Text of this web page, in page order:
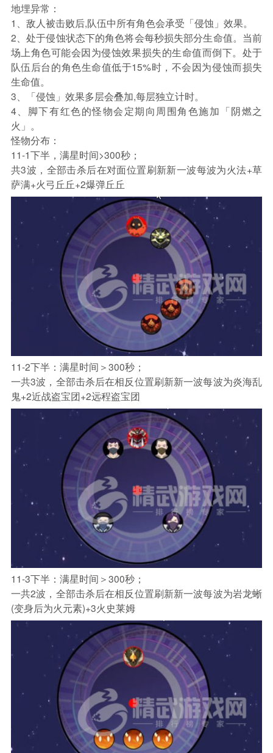
地埋异常：
1、敌人被击败后,队伍中所有角色会承受「侵蚀」效果。
2、处于侵蚀状态下的角色将会每秒损失部分生命值。当前
场上角色可能会因为侵蚀效果损失的生命值而倒下。处于
队伍后台的角色生命值低于15%时，不会因为侵蚀而损失
生命值。
3、「侵蚀」效果多层会叠加,每层独立计时。
4、脚下有红色的怪物会定期向周围角色施加「阴燃之
火」。
怪物分布：
11-1下半，满星时间>300秒；
共3波，全部击杀后在对面位置刷新新一波每波为火法+草
萨满+火弓丘丘+2爆弹丘丘
11-2下半：满星时间＞300秒；
一共3波，全部击杀后在相反位置刷新新一波每波为炎海乱
鬼+2近战盗宝团+2远程盗宝团
11-3下半：满星时间＞300秒；
一共2波，全部击杀后在相反位置刷新新一波每波为岩龙蜥
(变身后为火元素)+3火史莱姆